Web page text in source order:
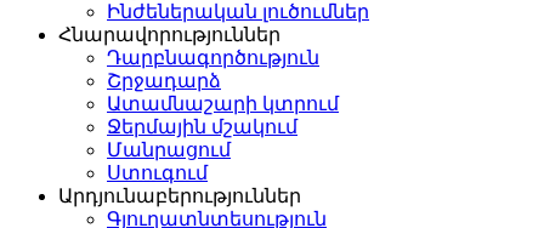
Ինժեներական լուծումներ
Հնարավորություններ
Դարբնագործություն
Շրջադարձ
Ատամնաշարի կտրում
Ջերմային մշակում
Մանրացում
Ստուգում
Արդյունաբերություններ
Գյուղատնտեսություն